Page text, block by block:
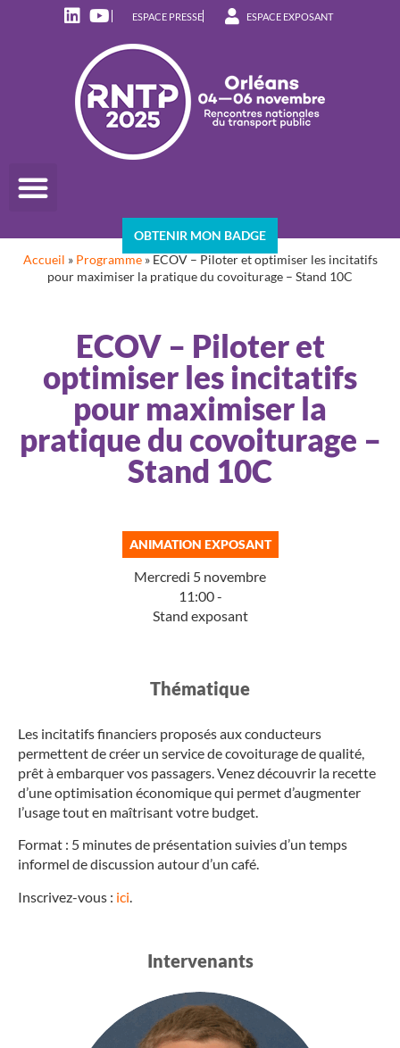
ESPACE PRESSE ESPACE EXPOSANT
OBTENIR MON BADGE
Accueil » Programme» ECOV – Piloter et optimiser les incitatifs
pour maximiser la pratique du covoiturage – Stand 10C
ECOV – Piloter et
optimiser les incitatifs
pour maximiser la
pratique du covoiturage –
Stand 10C
ANIMATION EXPOSANT
Mercredi 5 novembre
11:00 -
Stand exposant
Thématique​
Les incitatifs financiers proposés aux conducteurs
permettent de créer un service de covoiturage de qualité,
prêt à embarquer vos passagers. Venez découvrir la recette
d’une optimisation économique qui permet d’augmenter
l’usage tout en maîtrisant votre budget.
Format : 5 minutes de présentation suivies d’un temps
informel de discussion autour d’un café.
Inscrivez-vous : ici
Intervenants